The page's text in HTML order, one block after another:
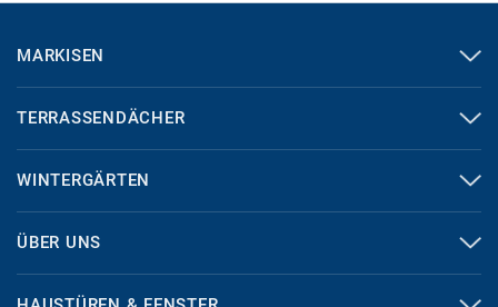
MARKISEN
TERRASSENDÄCHER
WINTERGÄRTEN
ÜBER UNS